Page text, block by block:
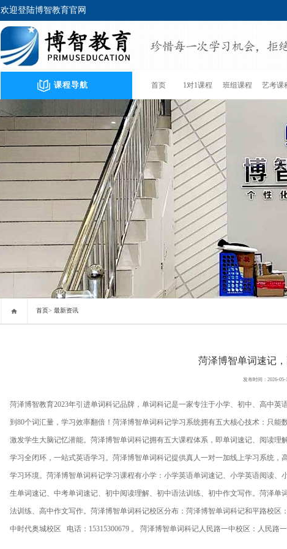
欢迎登陆博智教育官网
课程导航 首页 1对1课程 班组课程 艺考课
首页>最新资讯
菏泽博智单词速记
发布时间：2026-05-
菏泽博智教育2023年引进单词科记品牌，单词科记是一家专注于小学、初中、高中
到80个词汇量，学习效率翻倍！菏泽博智单词科记学习系统拥有五大核心技术：只
激发学生大脑记忆潜能。菏泽博智单词科记拥有五大课程体系，即单词速记、阅读
学习全闭环，一站式英语学习。菏泽博智单词科记提供真人一对一加线上学习系统
学习环境。菏泽博智单词科记学习课程有小学：小学英语单词速记、小学英语阅读
生单词速记、中考单词速记、初中阅读理解、初中语法训练、初中作文写作。菏泽
法训练、高中作文写作。菏泽博智单词科记校区分布：菏泽博智单词科记和平路校区
中时代奥城校区 电话：15315300679 。 菏泽博智单词科记人民路一中校区：人民路